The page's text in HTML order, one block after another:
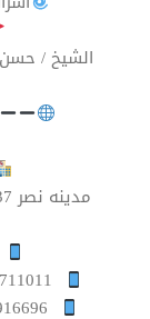
الشيخ /